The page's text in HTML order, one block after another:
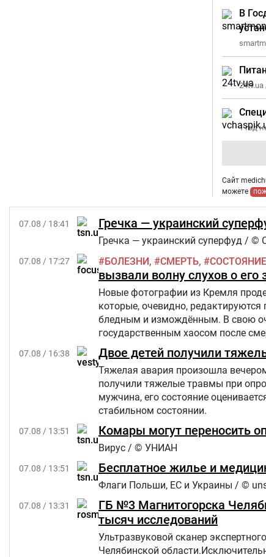
В
24tv.ua
1 год
Сайт
можете
07.08 / 18:41 Гречка — украинский
Гречка — украинский суперфуд / ©
07.08 / 17:27 БОЛЕЗНИ СМЕРТЬ
вызвали волну слухов о его
Новые фотографии из Кремля
которые, очевидно,
бледным и измождённым. В свою
государственным хаосом после
Star.
07.08 / 16:38 Двое детей получили
Тяжелая авария произошла
получили тяжелые травмы при
мужчина, его состояние
стабильном состоянии.
07.08 / 13:51 Комары могут переносить
Вирус / © УНИАН
07.08 / 13:51 Бесплатное жилье и
Флаги Польши, ЕС и Украины / ©
07.08 / 13:31
ГБ №3 Магнитогорска
тысяч исследований
Ультразвуковой сканер
Челябинской